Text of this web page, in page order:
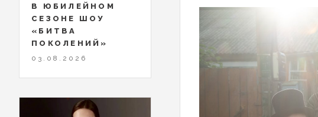
В ЮБИЛЕЙНОМ
СЕЗОНЕ ШОУ
«БИТВА
ПОКОЛЕНИЙ»
03.08.2026